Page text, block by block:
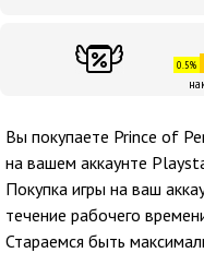
0.5%
Вы покупаете Prince of
на вашем аккаунте
Покупка игры на ваш
течение рабочего
Стараемся быть